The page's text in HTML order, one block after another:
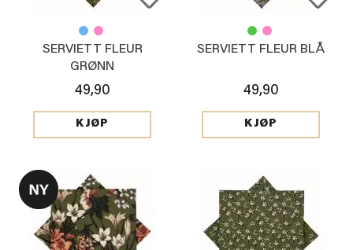
SERVIETT FLEUR
GRØNN
49,90
KJØP
SERVIETT FLEUR BLÅ
49,90
KJØP